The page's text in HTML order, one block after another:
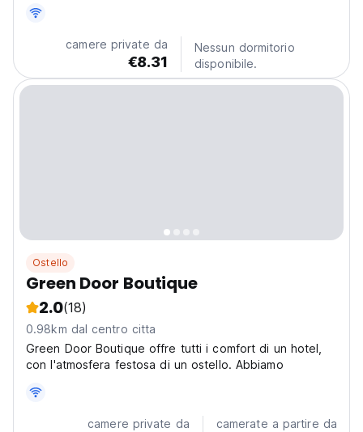
camere private da
€8.31
Nessun dormitorio
disponibile.
Ostello
Green Door Boutique
2.0(18)
0.98km dal centro citta
Green Door Boutique offre tutti i comfort di un hotel,
con l'atmosfera festosa di un ostello. Abbiamo
camere private da camerate a partire da